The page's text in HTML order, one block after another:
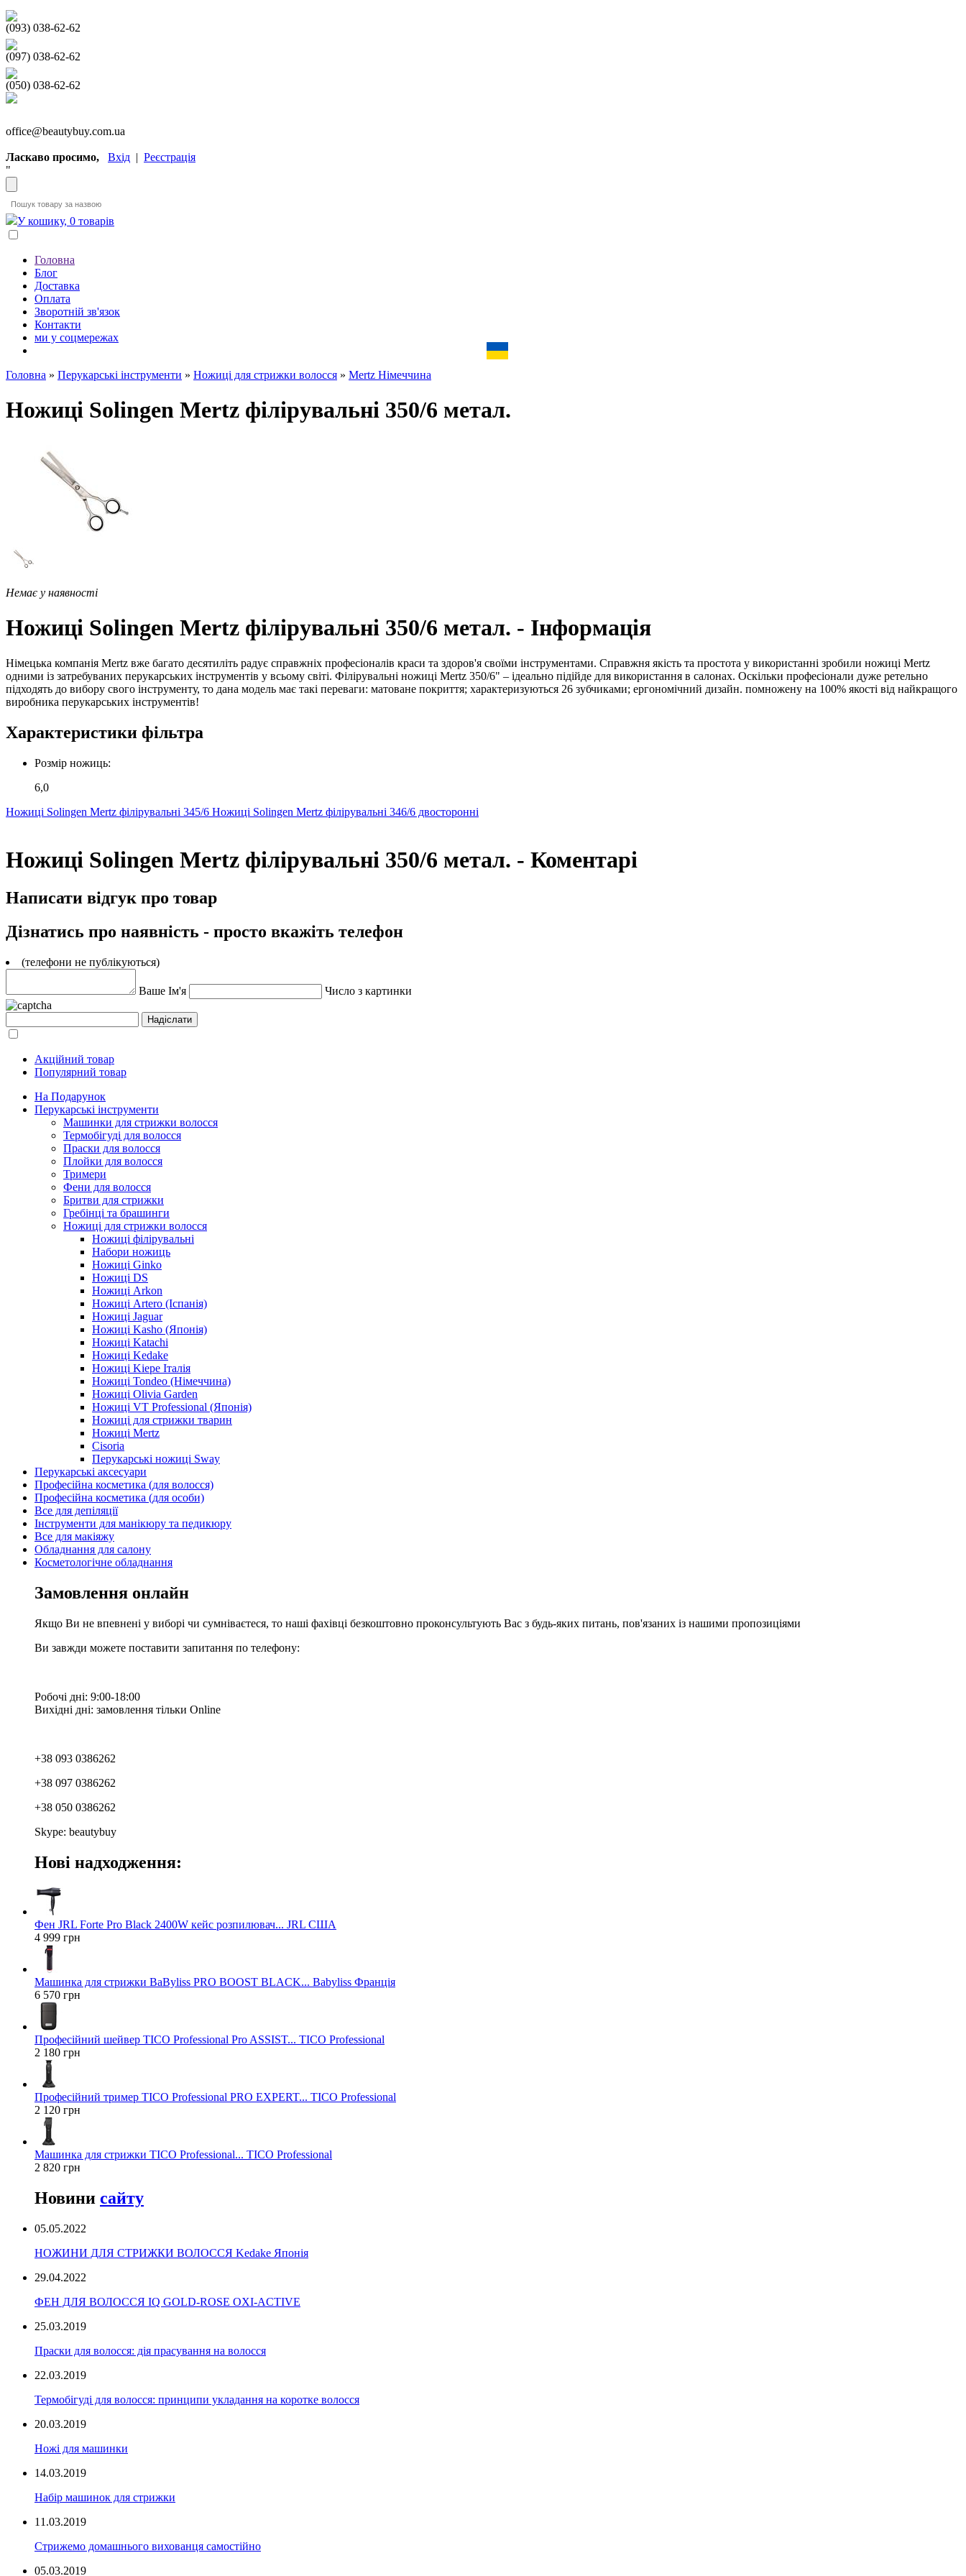
(093) 038-62-62
(097) 038-62-62
(050) 038-62-62
office@beautybuy.com.ua
Ласкаво просимо, Вхід | Реєстрація
"
У кошику, 0 товарів
Головна
Блог
Доставка
Оплата
Зворотній зв'язок
Контакти
ми у соцмережах
Головна » Перукарські інструменти » Ножиці для стрижки волосся » Mertz Німеччина
Ножиці Solingen Mertz філірувальні 350/6 метал.
Немає у наявності
Ножиці Solingen Mertz філірувальні 350/6 метал. - Інформація
Німецька компанія Mertz вже багато десятиліть радує справжніх професіоналів краси та здоров'я своїми інструментами. Справжня якість та простота у використанні зробили ножиці Mertz
одними із затребуваних перукарських інструментів у всьому світі. Філірувальні ножиці Mertz 350/6" – ідеально підійде для використання в салонах. Оскільки професіонали дуже ретельно
підходять до вибору свого інструменту, то дана модель має такі переваги: ​​матоване покриття; характеризуються 26 зубчиками; ергономічний дизайн. помножену на 100% якості від найкращого
виробника перукарських інструментів!
Характеристики фільтра
Розмір ножиць:
6,0
Ножиці Solingen Mertz філірувальні 345/6 Ножиці Solingen Mertz філірувальні 346/6 двосторонні
Ножиці Solingen Mertz філірувальні 350/6 метал. - Коментарі
Написати відгук про товар
Дізнатись про наявність - просто вкажіть телефон
(телефони не публікуються)
Ваше Ім'я Число з картинки
Акційний товар
Популярний товар
На Подарунок
Перукарські інструменти
Машинки для стрижки волосся
Термобігуді для волосся
Праски для волосся
Плойки для волосся
Тримери
Фени для волосся
Бритви для стрижки
Гребінці та брашинги
Ножиці для стрижки волосся
Ножиці філірувальні
Набори ножиць
Ножиці Ginko
Ножиці DS
Ножиці Arkon
Ножиці Artero (Іспанія)
Ножиці Jaguar
Ножиці Kasho (Японія)
Ножиці Katachi
Ножиці Kedake
Ножиці Kiepe Італія
Ножиці Tondeo (Німеччина)
Ножиці Olivia Garden
Ножиці VT Professional (Японія)
Ножиці для стрижки тварин
Ножиці Mertz
Cisoria
Перукарські ножиці Sway
Перукарські аксесуари
Професійна косметика (для волосся)
Професійна косметика (для особи)
Все для депіляції
Інструменти для манікюру та педикюру
Все для макіяжу
Обладнання для салону
Косметологічне обладнання
Замовлення онлайн
Якщо Ви не впевнені у виборі чи сумніваєтеся, то наші фахівці безкоштовно проконсультують Вас з будь-яких питань, пов'язаних із нашими пропозиціями
Ви завжди можете поставити запитання по телефону:
Робочі дні: 9:00-18:00
Вихідні дні: замовлення тільки Online
+38 093 0386262
+38 097 0386262
+38 050 0386262
Skype: beautybuy
Нові надходження:
Фен JRL Forte Pro Black 2400W кейс розпилювач... JRL США
4 999 грн
Машинка для стрижки BaByliss PRO BOOST BLACK... Babyliss Франція
6 570 грн
Професійний шейвер TICO Professional Pro ASSIST... TICO Professional
2 180 грн
Професійний тример TICO Professional PRO EXPERT... TICO Professional
2 120 грн
Машинка для стрижки TICO Professional... TICO Professional
2 820 грн
Новини сайту
05.05.2022
НОЖИНИ ДЛЯ СТРИЖКИ ВОЛОССЯ Kedake Японія
29.04.2022
ФЕН ДЛЯ ВОЛОССЯ IQ GOLD-ROSE OXI-ACTIVE
25.03.2019
Праски для волосся: дія прасування на волосся
22.03.2019
Термобігуді для волосся: принципи укладання на коротке волосся
20.03.2019
Ножі для машинки
14.03.2019
Набір машинок для стрижки
11.03.2019
Стрижемо домашнього вихованця самостійно
05.03.2019